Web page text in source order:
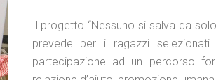
Il progetto “Nessuno si salva da
prevede per i ragazzi
partecipazione ad un percorso